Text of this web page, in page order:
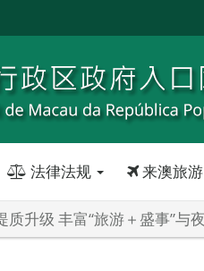
法律法规 来澳旅游
升级 丰富“旅游＋盛事”与